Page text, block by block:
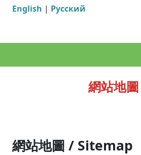
English | Русский
網站地圖
網站地圖 / Sitemap